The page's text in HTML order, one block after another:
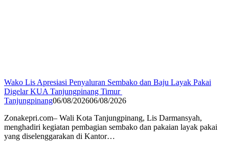
Wako Lis Apresiasi Penyaluran Sembako dan Baju Layak Pakai
Digelar KUA Tanjungpinang Timur
Tanjungpinang06/08/202606/08/2026
Zonakepri.com– Wali Kota Tanjungpinang, Lis Darmansyah,
menghadiri kegiatan pembagian sembako dan pakaian layak pakai
yang diselenggarakan di Kantor…